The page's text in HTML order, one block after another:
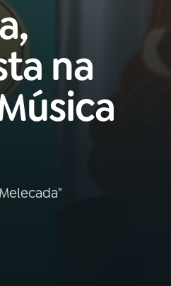
AO VIVO na